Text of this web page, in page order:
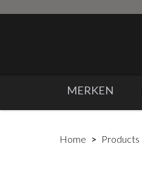
MERKEN
Home Products